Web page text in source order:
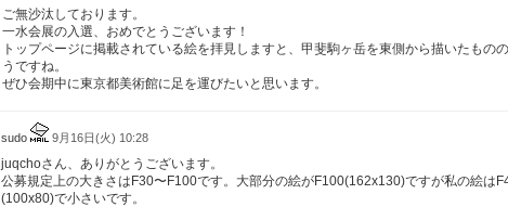
ご無沙汰しております。
一水会展の入選、おめでとうございます！
トップページに掲載されている絵を拝見しますと、甲斐駒ヶ岳を東側から描いたもの
うですね。
ぜひ会期中に東京都美術館に足を運びたいと思います。
sudo 9月16日(火) 10:28
juqchoさん、ありがとうございます。
公募規定上の大きさはF30〜F100です。大部分の絵がF100(162x130)ですが私の絵は
(100x80)で小さいです。